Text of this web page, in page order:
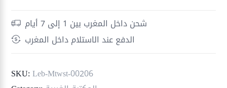
شحن داخل المغرب بين 1 إلى 7 أيام
الدفع عند الاستلام داخل المغرب
SKU: Leb-Mtwst-00206